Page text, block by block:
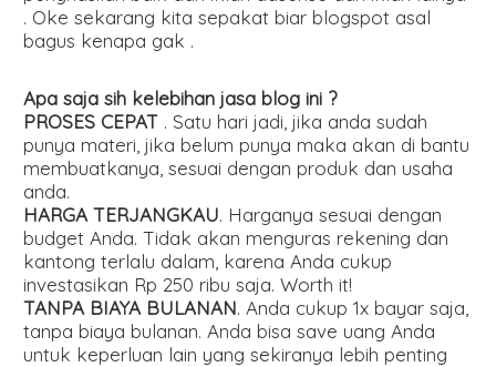
. Oke sekarang kita sepakat biar blogspot asal
bagus kenapa gak .
Apa saja sih kelebihan jasa blog ini ?
PROSES CEPAT . Satu hari jadi, jika anda sudah
punya materi, jika belum punya maka akan di bantu
membuatkanya, sesuai dengan produk dan usaha
anda.
HARGA TERJANGKAU. Harganya sesuai dengan
budget Anda. Tidak akan menguras rekening dan
kantong terlalu dalam, karena Anda cukup
investasikan Rp 250 ribu saja. Worth it!
TANPA BIAYA BULANAN. Anda cukup 1x bayar saja,
tanpa biaya bulanan. Anda bisa save uang Anda
untuk keperluan lain yang sekiranya lebih penting